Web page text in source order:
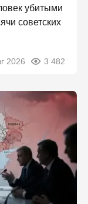
убитыми
советских
2026 3 482